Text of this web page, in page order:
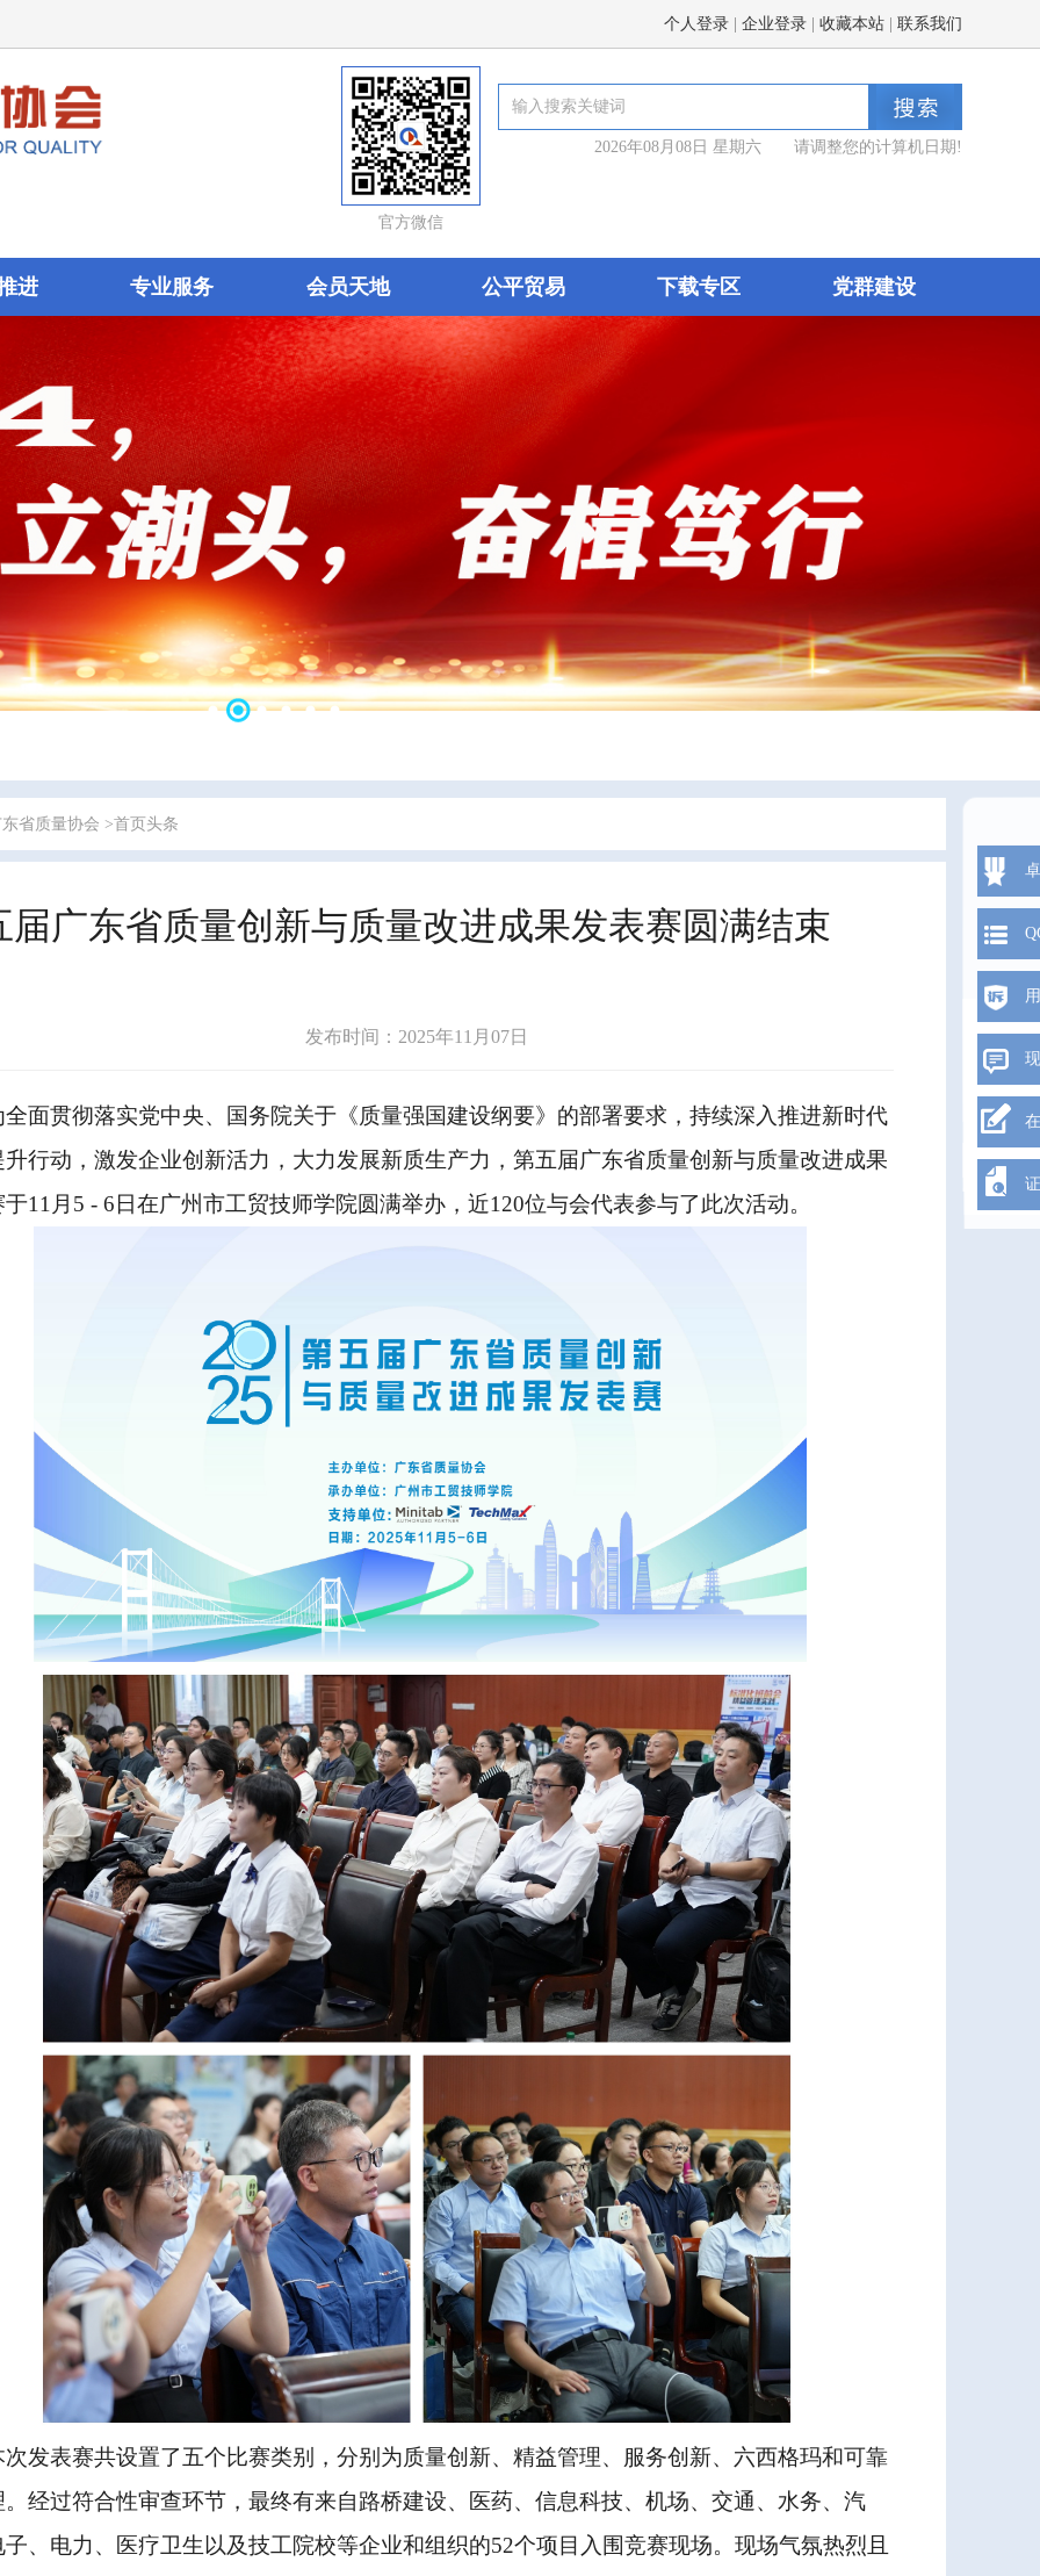
个人登录| 企业登录| 收藏本站| 联系我们
官方微信
2026年08月08日 星期六 请调整您的计算机日期!
进 专业服务 会员天地 公平贸易 下载专区 党群建设
省质量协会 >首页头条
届广东省质量创新与质量改进成果发表赛圆满结束
发布时间：2025年11月07日
全面贯彻落实党中央、国务院关于《质量强国建设纲要》的部署要求，持续深入推进新时代
升行动，激发企业创新活力，大力发展新质生产力，第五届广东省质量创新与质量改进成果
于11月5 - 6日在广州市工贸技师学院圆满举办，近120位与会代表参与了此次活动。
次发表赛共设置了五个比赛类别，分别为质量创新、精益管理、服务创新、六西格玛和可靠
。经过符合性审查环节，最终有来自路桥建设、医药、信息科技、机场、交通、水务、汽
子、电力、医疗卫生以及技工院校等企业和组织的52个项目入围竞赛现场。现场气氛热烈且